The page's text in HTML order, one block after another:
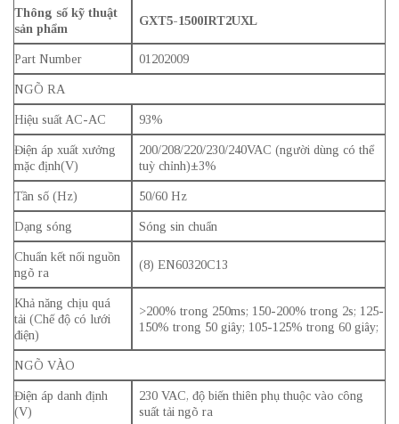
Thông số kỹ thuật
sản phẩm
GXT5-1500IRT2UXL
Part Number 01202009
NGÕ RA
Hiệu suất AC-AC 93%
Điện áp xuất xưởng
mặc định(V)
200/208/220/230/240VAC (người dùng có thể
tuỳ chỉnh)±3%
Tần số (Hz) 50/60 Hz
Dạng sóng Sóng sin chuẩn
Chuẩn kết nối nguồn
ngõ ra
(8) EN60320C13
Khả năng chịu quá
tải (Chế độ có lưới
điện)
>200% trong 250ms; 150-200% trong 2s; 125-
150% trong 50 giây; 105-125% trong 60 giây;
NGÕ VÀO
Điện áp danh định
(V)
230 VAC, độ biến thiên phụ thuộc vào công
suất tải ngõ ra